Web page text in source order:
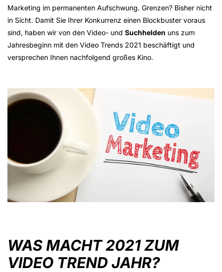
Marketing im permanenten Aufschwung. Grenzen? Bisher nicht
in Sicht. Damit Sie Ihrer Konkurrenz einen Blockbuster voraus
sind, haben wir von den Video- und Suchhelden uns zum
Jahresbeginn mit den Video Trends 2021 beschäftigt und
versprechen Ihnen nachfolgend großes Kino.
WAS MACHT 2021 ZUM
VIDEO TREND JAHR?